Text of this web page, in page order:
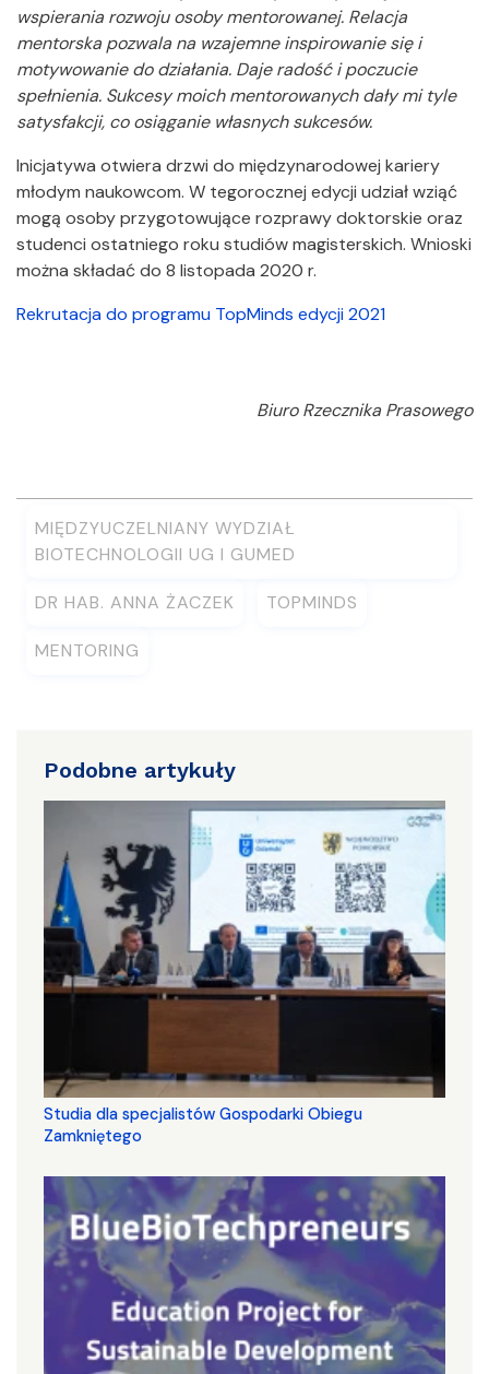
wspierania rozwoju osoby mentorowanej. Relacja
mentorska pozwala na wzajemne inspirowanie się i
motywowanie do działania. Daje radość i poczucie
spełnienia. Sukcesy moich mentorowanych dały mi tyle
satysfakcji, co osiąganie własnych sukcesów.
Inicjatywa otwiera drzwi do międzynarodowej kariery
młodym naukowcom. W tegorocznej edycji udział wziąć
mogą osoby przygotowujące rozprawy doktorskie oraz
studenci ostatniego roku studiów magisterskich. Wnioski
można składać do 8 listopada 2020 r.
Rekrutacja do programu TopMinds edycji 2021
Biuro Rzecznika Prasowego
MIĘDZYUCZELNIANY WYDZIAŁ
BIOTECHNOLOGII UG I GUMED
DR HAB. ANNA ŻACZEK TOPMINDS
MENTORING
Podobne artykuły
Studia dla specjalistów Gospodarki Obiegu
Zamkniętego